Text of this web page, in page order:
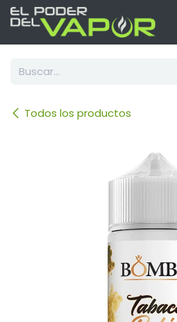
Ir al contenido
Todos los productos